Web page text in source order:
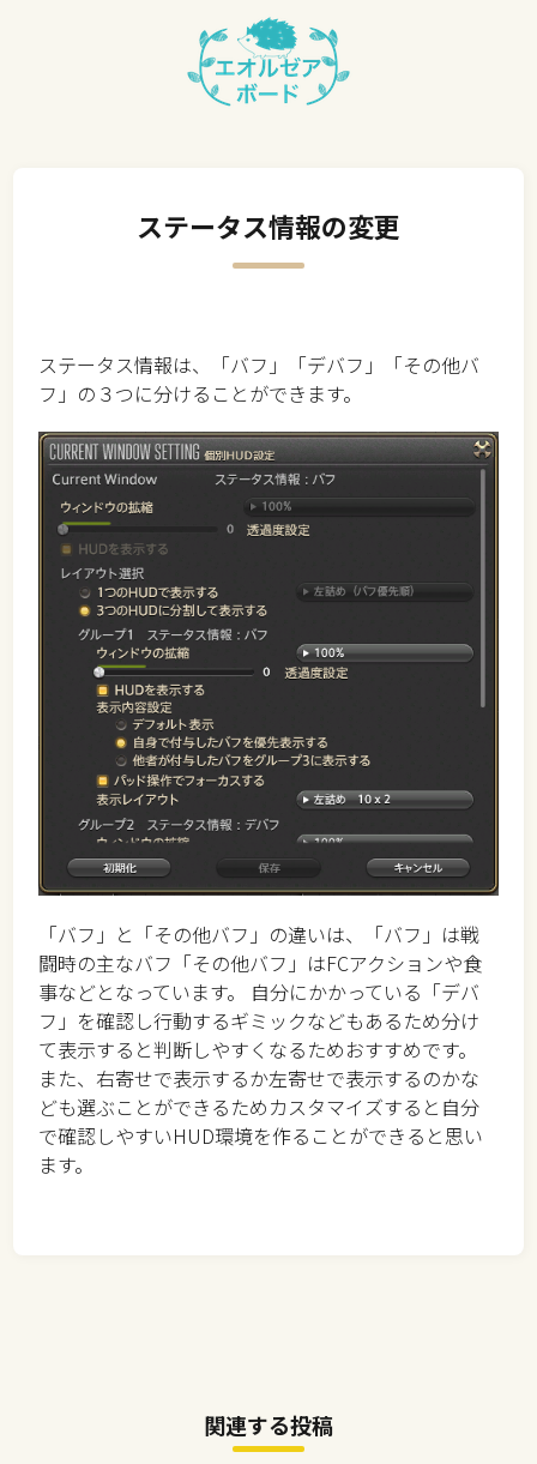
ステータス情報の変更
ステータス情報は、「バフ」「デバフ」「その他バ
フ」の３つに分けることができます。
「バフ」と「その他バフ」の違いは、「バフ」は戦
闘時の主なバフ「その他バフ」はFCアクションや食
事などとなっています。 自分にかかっている「デバ
フ」を確認し行動するギミックなどもあるため分け
て表示すると判断しやすくなるためおすすめです。
また、右寄せで表示するか左寄せで表示するのかな
ども選ぶことができるためカスタマイズすると自分
で確認しやすいHUD環境を作ることができると思い
ます。
関連する投稿